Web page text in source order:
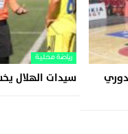
رياضة محلية
سيدات الهلال